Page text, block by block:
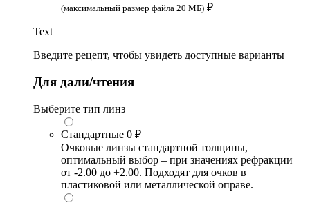
(максимальный размер файла 20 МБ) ₽
Text
Введите рецепт, чтобы увидеть доступные варианты
Для дали/чтения
Выберите тип линз
Стандартные 0 ₽
Очковые линзы стандартной толщины,
оптимальный выбор – при значениях рефракции
от -2.00 до +2.00. Подходят для очков в
пластиковой или металлической оправе.